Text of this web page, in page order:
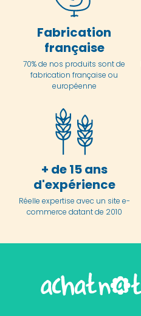
Fabrication
française
70% de nos produits sont de
fabrication française ou
européenne
+ de 15 ans
d'expérience
Réelle expertise avec un site e-
commerce datant de 2010